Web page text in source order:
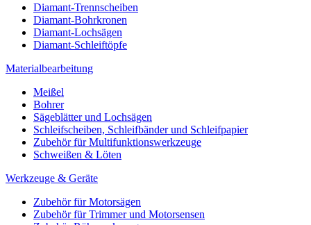
Diamant-Trennscheiben
Diamant-Bohrkronen
Diamant-Lochsägen
Diamant-Schleiftöpfe
Materialbearbeitung
Meißel
Bohrer
Sägeblätter und Lochsägen
Schleifscheiben, Schleifbänder und Schleifpapier
Zubehör für Multifunktionswerkzeuge
Schweißen & Löten
Werkzeuge & Geräte
Zubehör für Motorsägen
Zubehör für Trimmer und Motorsensen